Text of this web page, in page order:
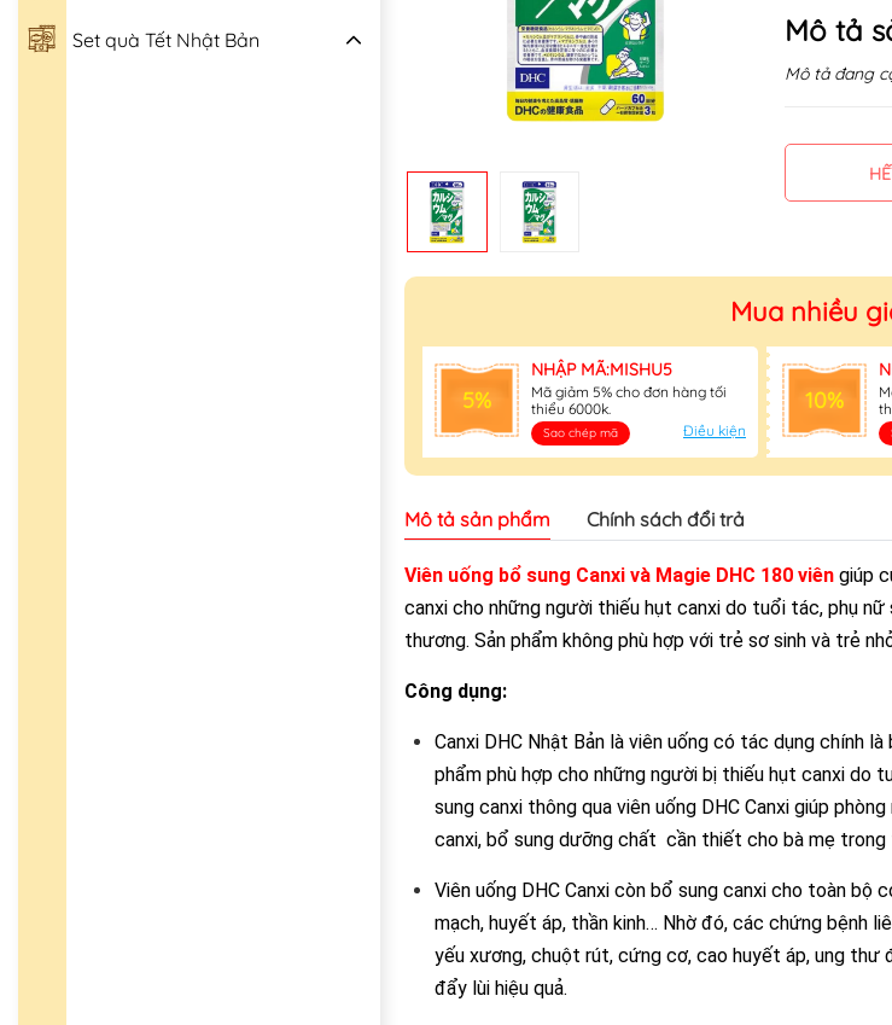
Set quà Tết Nhật Bản Mô tả
Mô tả đang
Mua nhiều
5%
NHẬP MÃ:MISHU5
Mã giảm 5% cho đơn hàng tối
thiểu 6000k.
Sao chép mã Điều kiện
10%
Mô tả sản phẩm Chính sách đổi trả
Viên uống bổ sung Canxi và Magie DHC 180 viên giúp
canxi cho những người thiếu hụt canxi do tuổi tác, phụ
thương. Sản phẩm không phù hợp với trẻ sơ sinh và trẻ
Công dụng:
Canxi DHC Nhật Bản là viên uống có tác dụng chính
phẩm phù hợp cho những người bị thiếu hụt canxi do
sung canxi thông qua viên uống DHC Canxi giúp
canxi, bổ sung dưỡng chất cần thiết cho bà mẹ trong
Viên uống DHC Canxi còn bổ sung canxi cho toàn
mạch, huyết áp, thần kinh… Nhờ đó, các chứng bệnh
yếu xương, chuột rút, cứng cơ, cao huyết áp, ung
đẩy lùi hiệu quả.